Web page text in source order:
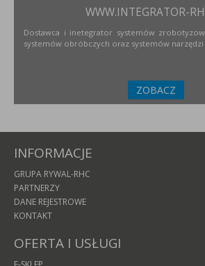
WWW.INTEGRATOR-
Dostawca i inetegrator systemów
systemów obróbczych oraz systemów
ZOBACZ
INFORMACJE
GRUPA RYWAL-RHC
PARTNERZY
DANE REJESTROWE
KONTAKT
OFERTA I USŁUGI